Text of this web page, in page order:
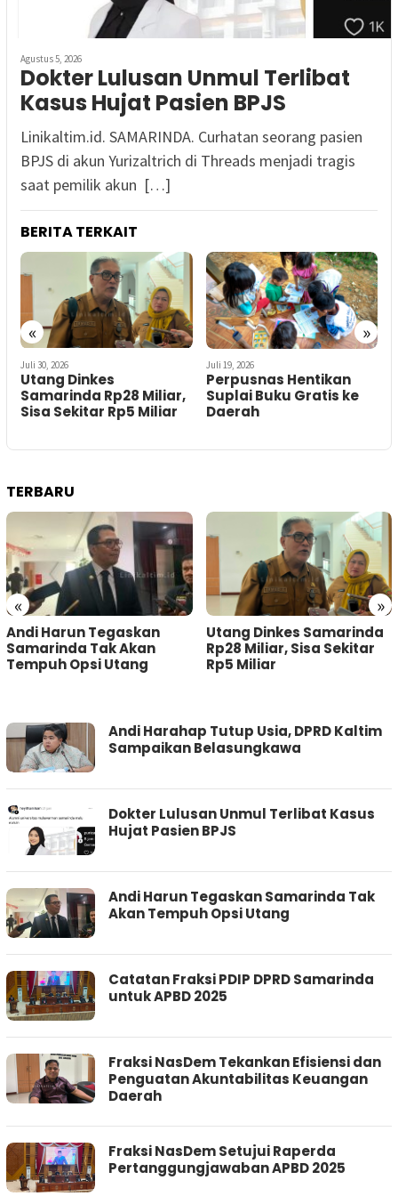
Agustus 5, 2026
Dokter Lulusan Unmul Terlibat
Kasus Hujat Pasien BPJS
Linikaltim.id. SAMARINDA. Curhatan seorang pasien
BPJS di akun Yurizaltrich di Threads menjadi tragis
saat pemilik akun […]
BERITA TERKAIT
« »
Juli 30, 2026
Utang Dinkes
Samarinda Rp28 Miliar,
Sisa Sekitar Rp5 Miliar
Juli 19, 2026
Perpusnas Hentikan
Suplai Buku Gratis ke
Daerah
TERBARU
« »
Andi Harun Tegaskan
Samarinda Tak Akan
Tempuh Opsi Utang
Utang Dinkes Samarinda
Rp28 Miliar, Sisa Sekitar
Rp5 Miliar
LINIKALTIM.ID
Andi Harahap Tutup Usia, DPRD Kaltim
Sampaikan Belasungkawa
Dokter Lulusan Unmul Terlibat Kasus
Hujat Pasien BPJS
Andi Harun Tegaskan Samarinda Tak
Akan Tempuh Opsi Utang
Catatan Fraksi PDIP DPRD Samarinda
untuk APBD 2025
Fraksi NasDem Tekankan Efisiensi dan
Penguatan Akuntabilitas Keuangan
Daerah
Fraksi NasDem Setujui Raperda
Pertanggungjawaban APBD 2025